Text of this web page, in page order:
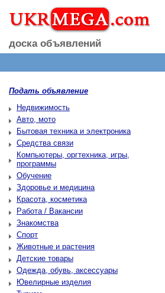
доска объявлений
Подать объявление
Недвижимость
Авто, мото
Бытовая техника и электроника
Средства связи
Компьютеры, оргтехника, игры,
программы
Обучение
Здоровье и медицина
Красота, косметика
Работа / Вакансии
Знакомства
Спорт
Животные и растения
Детские товары
Одежда, обувь, аксессуары
Ювелирные изделия